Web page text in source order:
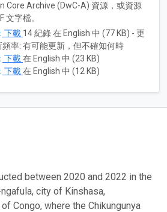
Core Archive (DwC-A) 資源，或資源
文字檔。
下載 14 紀錄 在 English 中 (77 KB) - 更
頻率: 有可能更新，但不確知何時
下載在 English 中 (23 KB)
下載在 English 中 (12 KB)
between 2020 and 2022 in the
city of Kinshasa,
Congo, where the Chikungunya